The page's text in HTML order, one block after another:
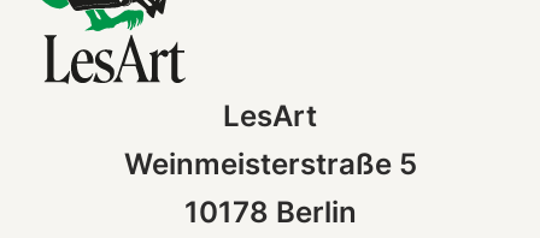
LesArt
Weinmeisterstraße 5
10178 Berlin